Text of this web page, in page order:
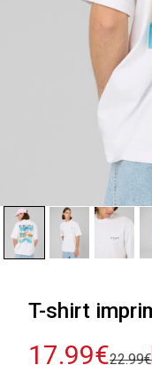
T-shirt
17.99€22.99€